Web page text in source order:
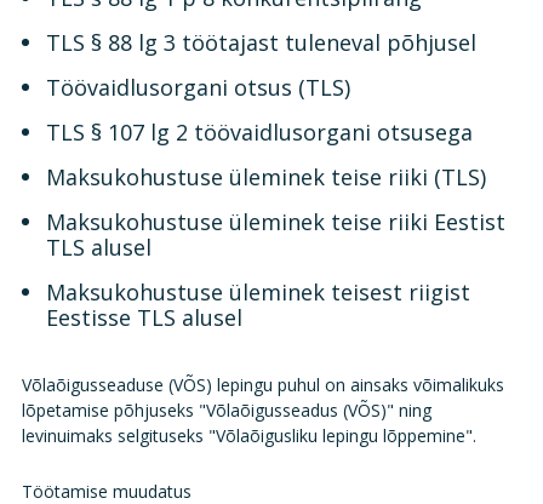
TLS § 88 lg 3 töötajast tuleneval põhjusel
Töövaidlusorgani otsus (TLS)
TLS § 107 lg 2 töövaidlusorgani otsusega
Maksukohustuse üleminek teise riiki (TLS)
Maksukohustuse üleminek teise riiki Eestist
TLS alusel
Maksukohustuse üleminek teisest riigist
Eestisse TLS alusel
Võlaõigusseaduse (VÕS) lepingu puhul on ainsaks võimalikuks
lõpetamise põhjuseks "Võlaõigusseadus (VÕS)" ning
levinuimaks selgituseks "Võlaõigusliku lepingu lõppemine".
Töötamise muudatus